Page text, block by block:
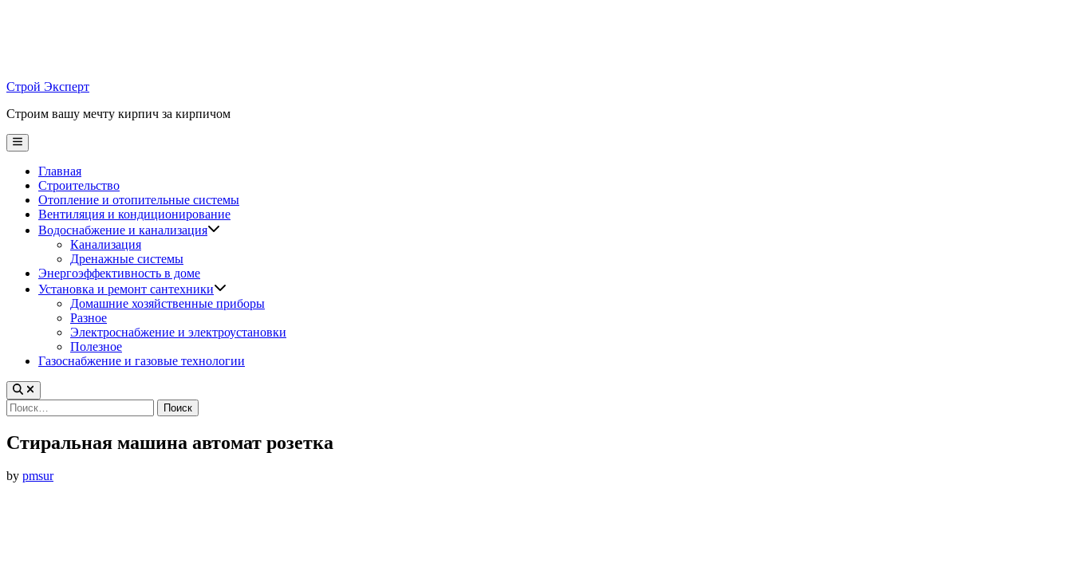
Строй Эксперт
Строим вашу мечту кирпич за кирпичом
Main
Menu
Главная
Строительство
Отопление и отопительные системы
Вентиляция и кондиционирование
Водоснабжение и канализация
Канализация
Дренажные системы
Энергоэффективность в доме
Установка и ремонт сантехники
Домашние хозяйственные приборы
Разное
Электроснабжение и электроустановки
Полезное
Газоснабжение и газовые технологии
Найти:
Стиральная машина автомат розетка
by pmsur